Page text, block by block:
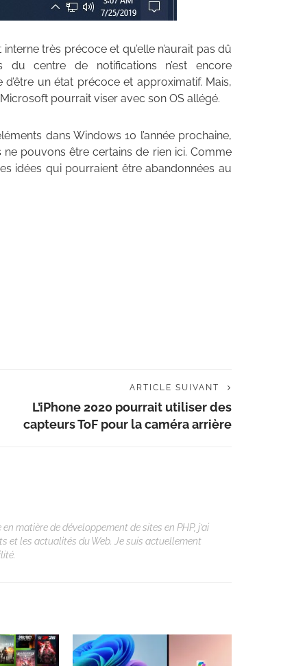
très précoce et qu’elle n’aurait pas dû
du centre de notifications n’est encore
un état précoce et approximatif. Mais,
pourrait viser avec son OS allégé.
dans Windows 10 l’année prochaine,
pouvons être certains de rien ici. Comme
idées qui pourraient être abandonnées au
ARTICLE SUIVANT
L’iPhone 2020 pourrait utiliser des
capteurs ToF pour la caméra arrière
matière de développement de sites en PHP, j’ai
et les actualités du Web. Je suis actuellement